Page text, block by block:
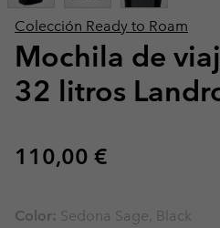
Colección Ready to Roam
Mochila de
32 litros
Regular price:
110,00 €
Color: Sedona Sage, Black